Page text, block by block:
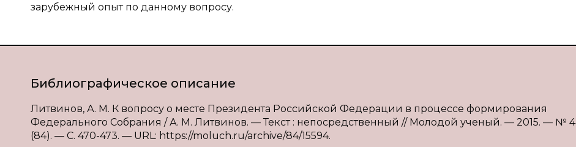
зарубежный опыт по данному вопросу.
Библиографическое описание
Литвинов, А. М. К вопросу о месте Президента Российской Федерации в процессе формирования
Федерального Собрания / А. М. Литвинов. — Текст : непосредственный // Молодой ученый. — 2015. — № 4
(84). — С. 470-473. — URL: https://moluch.ru/archive/84/15594.